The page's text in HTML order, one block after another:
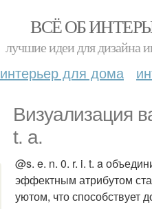
ВСЁ ОБ
лучшие идеи для дизайна
интерьер для дома
Визуализация
t. a.
@s. e. n. 0. r. i. t. a
эффектным атрибутом
уютом, что способствует